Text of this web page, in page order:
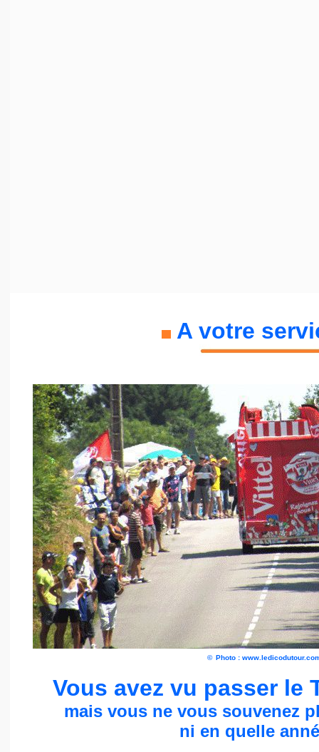
A votre
© Photo :
Vous avez vu passer le
mais vous ne vous souvenez
ni en quelle